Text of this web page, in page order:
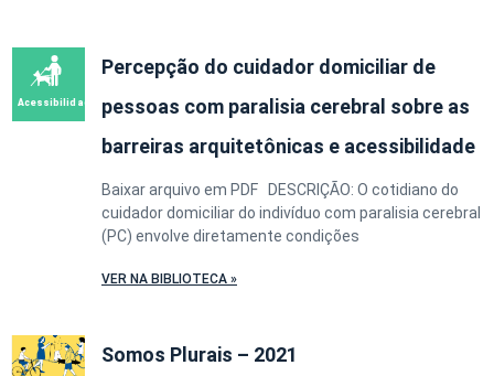
Percepção do cuidador domiciliar de
pessoas com paralisia cerebral sobre as
barreiras arquitetônicas e acessibilidade
Baixar arquivo em PDF DESCRIÇÃO: O cotidiano do
cuidador domiciliar do indivíduo com paralisia cerebral
(PC) envolve diretamente condições
VER NA BIBLIOTECA »
Somos Plurais – 2021